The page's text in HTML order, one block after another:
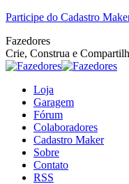
Pular
o
conteúdo
Facebook
Twitter
Google+
YouTube
Website
Rss
Participe do Cadastro
Fazedores
Crie, Construa e
Loja
Garagem
Fórum
Colaboradores
Cadastro Maker
Sobre
Contato
RSS